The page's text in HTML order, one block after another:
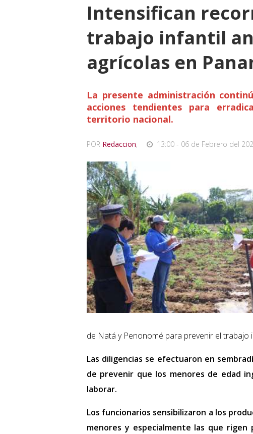
Intensifican
trabajo infantil
agrícolas en
La presente administración
acciones tendientes para
territorio nacional.
POR Redaccion, 13:00 - 06 de Febrero del
de Natá y Penonomé para prevenir el trabajo
Las diligencias se efectuaron en
de prevenir que los menores de edad
laborar.
Los funcionarios sensibilizaron a los
menores y especialmente las que